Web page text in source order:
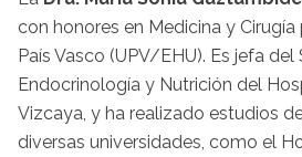
con honores en Medicina y
País Vasco (UPV/EHU). Es jefa del
Endocrinología y Nutrición del
Vizcaya, y ha realizado estudios
diversas universidades, como el